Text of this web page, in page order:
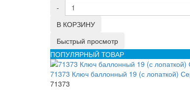
-
В КОРЗИНУ
Быстрый просмотр
ПОПУЛЯРНЫЙ ТОВАР
71373 Ключ баллонный 19 (с лопаткой)
71373